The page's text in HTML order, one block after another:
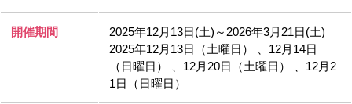
開催期間
2025年12月13日(土)～2026年3月21日(土)
2025年12月13日（土曜日） 、12月14日
（日曜日） 、12月20日（土曜日） 、12月2
1日（日曜日）